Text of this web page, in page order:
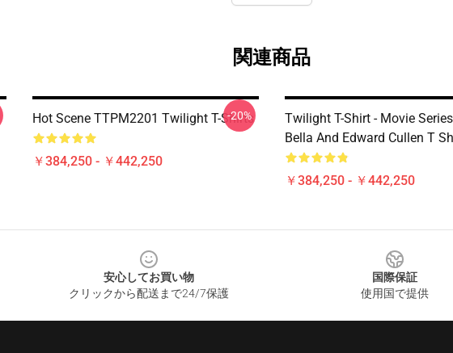
関連商品
Hot Scene TTPM2201 Twilight T-Shirts
￥384,250 - ￥442,250
-20%
Twilight T-Shirt - Movie
Bella And Edward Cullen T
￥384,250 - ￥442,250
安心してお買い物
クリックから配送まで24/7保護
国際保証
使用国で提供